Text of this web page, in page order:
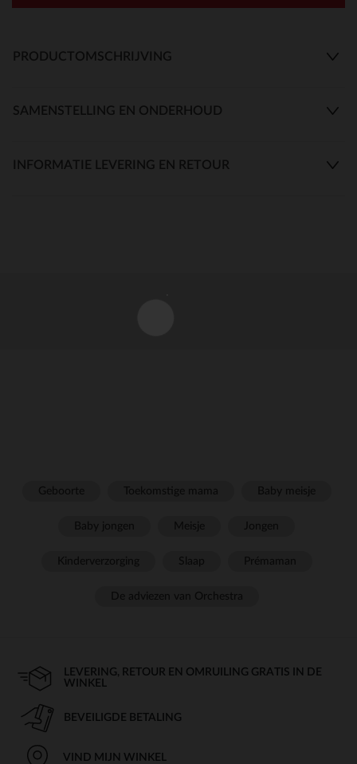
PRODUCTOMSCHRIJVING
SAMENSTELLING EN ONDERHOUD
INFORMATIE LEVERING EN RETOUR
LEVERING, RETOUR EN OMRUILING GRATIS IN DE
WINKEL
BEVEILIGDE BETALING
VIND MIJN WINKEL